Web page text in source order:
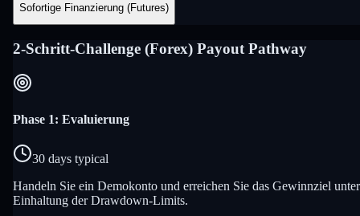
Sofortige Finanzierung (Futures)
2-Schritt-Challenge (Forex) Payout Pathway
Phase 1: Evaluierung
30 days typical
Handeln Sie ein Demokonto und erreichen Sie das Gewinnziel unter
Einhaltung der Drawdown-Limits.